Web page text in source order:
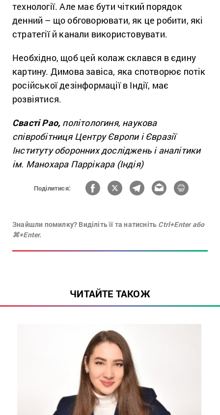
технології. Але має бути чіткий порядок
денний – що обговорювати, як це робити, які
стратегії й канали використовувати.
Необхідно, щоб цей колаж склався в єдину
картину. Димова завіса, яка спотворює потік
російської дезінформації в Індії, має
розвіятися.
Свасті Рао, політологиня, наукова
співробітниця Центру Європи і Євразії
Інституту оборонних досліджень і аналітики
ім. Манохара Паррікара (Індія)
Поділитися:
Знайшли помилку? Виділіть її та натисніть Ctrl+Enter або
⌘+Enter.
ЧИТАЙТЕ ТАКОЖ